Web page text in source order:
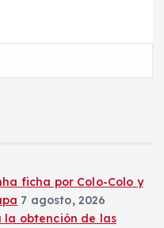
ficha por Colo-Colo y
7 agosto, 2026
la obtención de las